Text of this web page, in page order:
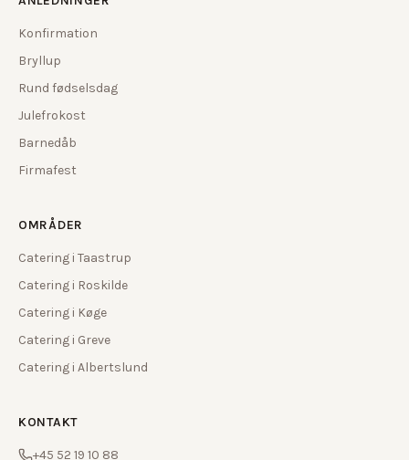
Konfirmation
Bryllup
Rund fødselsdag
Julefrokost
Barnedåb
Firmafest
OMRÅDER
Catering i Taastrup
Catering i Roskilde
Catering i Køge
Catering i Greve
Catering i Albertslund
KONTAKT
+45 52 19 10 88